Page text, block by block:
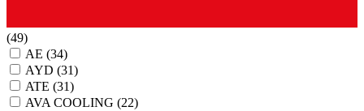
(49)
AE (34)
AYD (31)
ATE (31)
AVA COOLING (22)